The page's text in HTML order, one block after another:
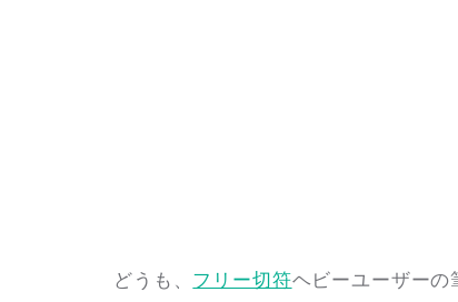
どうも、 フリー切符ヘビーユーザーの